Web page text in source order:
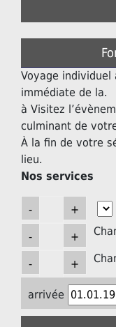
Voyage
immédiate de la.
à Visitez
culminant de
À la fin de votre
lieu.
Nos services
arrivée